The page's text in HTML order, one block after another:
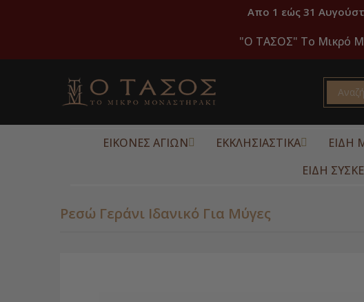
Απο 1 εώς 31
"O ΤΑΣΟΣ" Το Μικρό
ΕΙΚΟΝΕΣ ΑΓΙΩΝ ΕΚΚΛΗΣΙΑΣΤΙΚΑ ΕΙΔΗ
ΕΙΔΗ
Ρεσώ Γεράνι Ιδανικό Για Μύγες